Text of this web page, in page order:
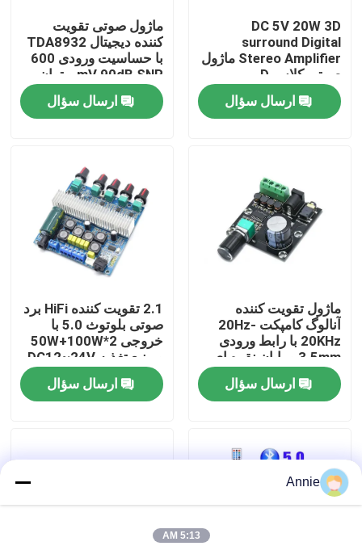
خونه
بازدید از کارخانه
با ما تماس بگیرید
اخبار
وبلاگ
ماژول برد تقویت کننده
DC 5V 20W 3D
surround Digital
Stereo Amplifier ماژول
صوتی کلاس D
ارسال سؤال
ماژول صوتی تقویت
کننده دیجیتال TDA8932
با حساسیت ورودی 600
mV 90dB SNR و توان
خروجی 3W
ارسال سؤال
ماژول تقویت کننده
آنالوگ کامپکت 20Hz-
20KHz با رابط ورودی
3.5mm و پایان نقره ای
ارسال سؤال
2.1 تقویت کننده HiFi برد
صوتی بلوتوث 5.0 با
خروجی 2*50W+100W
و منبع تغذیه DC12~24V
ارسال سؤال
Annie
5:13 AM